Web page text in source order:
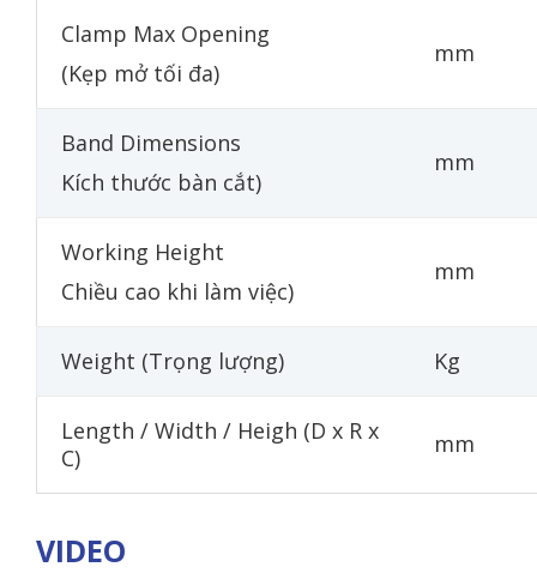
Clamp Max Opening
(Kẹp mở tối đa)
mm
Band Dimensions
Kích thước bàn cắt)
mm
Working Height
Chiều cao khi làm việc)
mm
Weight (Trọng lượng) Kg
Length / Width / Heigh (D x R x
C)
mm
VIDEO